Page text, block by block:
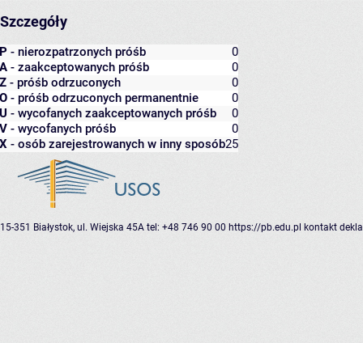
Szczegóły
P - nierozpatrzonych próśb
0
A - zaakceptowanych próśb
0
Z - próśb odrzuconych
0
O - próśb odrzuconych permanentnie
0
U - wycofanych zaakceptowanych próśb
0
V - wycofanych próśb
0
X - osób zarejestrowanych w inny sposób25
15-351 Białystok, ul. Wiejska 45A tel: +48 746 90 00 https://pb.edu.pl kontakt